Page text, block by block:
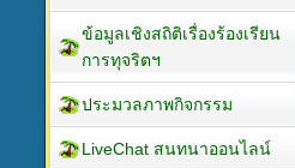
ข้อมูลเชิงสถิติเรื่องร้องเรียน
การทุจริตฯ
ประมวลภาพกิจกรรม
LiveChat สนทนาออนไลน์